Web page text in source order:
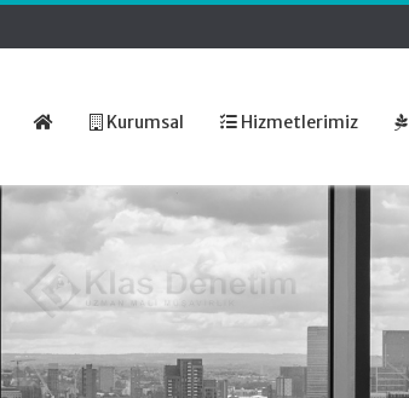
Kurumsal Hizmetlerimiz